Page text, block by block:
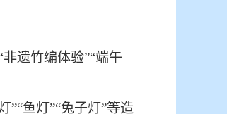
非遗竹编体验”“端午
鱼灯”“兔子灯”等造